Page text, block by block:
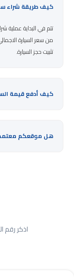
كيف طريقة شراء
تتم في البداية عملية
من سعر السيارة
تثبيت حجز السيارة.
كيف أدفع قيمة
هل موقعكم معتمد
اذكر رقم